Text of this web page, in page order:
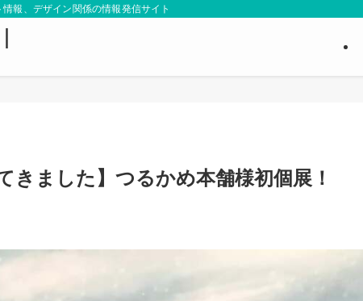
報、デザイン関係の情報発信サイト
きました】つるかめ本舗様初個展！